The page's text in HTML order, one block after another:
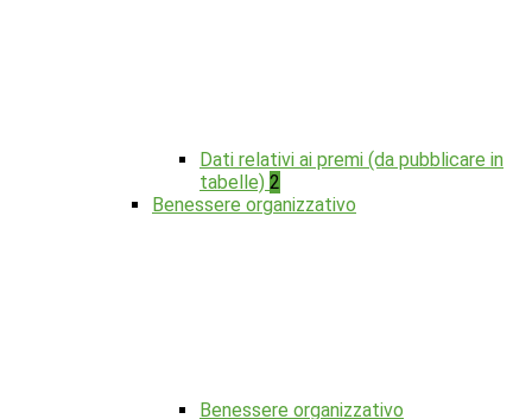
Dati relativi ai premi (da pubblicare in
tabelle) 2
Benessere organizzativo
Benessere organizzativo